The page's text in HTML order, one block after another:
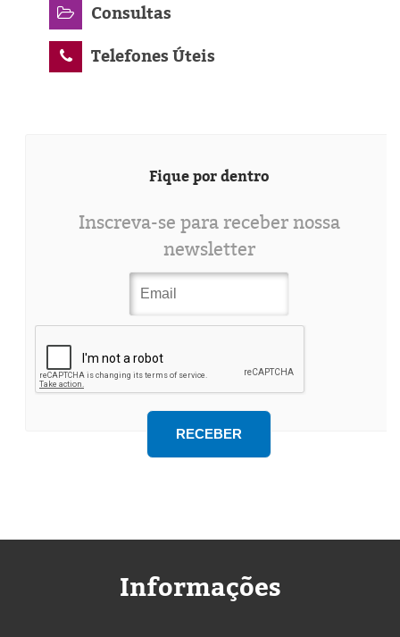
Consultas
Telefones Úteis
Fique por dentro
Inscreva-se para receber nossa
newsletter
Informações